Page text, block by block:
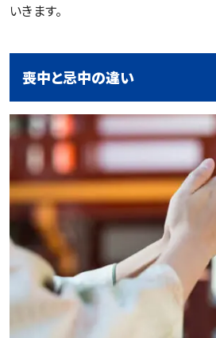
いきます。
喪中と忌中の違い